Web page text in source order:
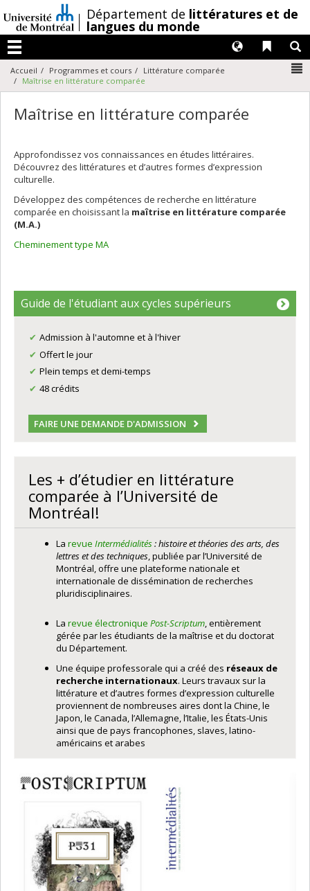
au
contenu
/Département de littératures et de
langues du monde
Menu
Liens
Langues
Accueil Programmes et cours
Littérature comparée
Maîtrise en littérature comparée
Maîtrise en littérature comparée
Approfondissez vos connaissances en études littéraires.
Découvrez des littératures et d’autres formes d’expression
culturelle.
Développez des compétences de recherche en littérature
comparée en choisissant la maîtrise en littérature comparée
(M.A.)
Cheminement type MA
Guide de l'étudiant aux cycles supérieurs
Admission à l'automne et à l'hiver
Offert le jour
Plein temps et demi-temps
48 crédits
FAIRE UNE DEMANDE D'ADMISSION
Les + d’étudier en littérature
comparée à l’Université de
Montréal!
La revue Intermédialités: histoire et théories des arts, des
lettres et des techniques, publiée par l’Université de
Montréal, offre une plateforme nationale et
internationale de dissémination de recherches
pluridisciplinaires.
La revue électronique Post-Scriptum , entièrement
gérée par les étudiants de la maîtrise et du doctorat
du Département.
Une équipe professorale qui a créé des réseaux de
recherche internationaux. Leurs travaux sur la
littérature et d’autres formes d’expression culturelle
proviennent de nombreuses aires dont la Chine, le
Japon, le Canada, l’Allemagne, l’Italie, les États-Unis
ainsi que de pays francophones, slaves, latino-
américains et arabes